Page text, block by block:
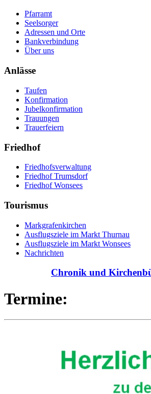
Pfarramt
Seelsorger
Adressen und Orte
Bankverbindung
Über uns
Anlässe
Taufen
Konfirmation
Jubelkonfirmation
Trauungen
Trauerfeiern
Friedhof
Friedhofsverwaltung
Friedhof Trumsdorf
Friedhof Wonsees
Tourismus
Markgrafenkirchen
Ausflugsziele im Markt Thurnau
Ausflugsziele im Markt Wonsees
Nachrichten
Chronik und
Termine: